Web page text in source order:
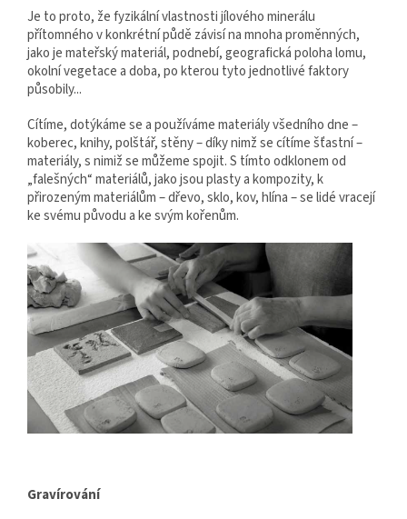
Je to proto, že fyzikální vlastnosti jílového minerálu
přítomného v konkrétní půdě závisí na mnoha proměnných,
jako je mateřský materiál, podnebí, geografická poloha lomu,
okolní vegetace a doba, po kterou tyto jednotlivé faktory
působily...
Cítíme, dotýkáme se a používáme materiály všedního dne –
koberec, knihy, polštář, stěny – díky nimž se cítíme šťastní –
materiály, s nimiž se můžeme spojit. S tímto odklonem od
„falešných“ materiálů, jako jsou plasty a kompozity, k
přirozeným materiálům – dřevo, sklo, kov, hlína – se lidé vracejí
ke svému původu a ke svým kořenům.
Gravírování